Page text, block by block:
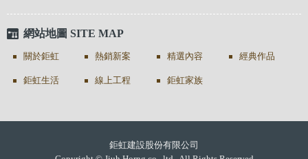
網站地圖 SITE MAP
關於鉅虹
鉅虹生活
熱銷新案
線上工程
精選內容
鉅虹家族
經典作品
鉅虹建設股份有限公司